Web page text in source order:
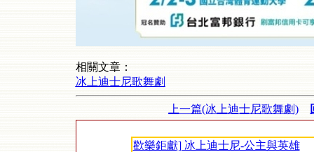
相關文章：
冰上迪士尼歌舞劇
上一篇(冰上迪士尼歌舞劇)
歡樂鉅獻] 冰上迪士尼-公主與英雄